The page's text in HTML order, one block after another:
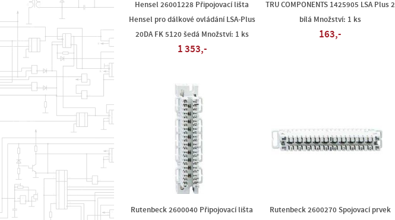
Hensel 26001228 Připojovací lišta
Hensel pro dálkové ovládání LSA-Plus
20DA FK 5120 šedá Množství: 1 ks
1 353,-
TRU COMPONENTS 1425905 LSA Plus 2
bílá Množství: 1 ks
163,-
Rutenbeck 2600040 Připojovací lišta
Rutenbeck 2600270 Spojovací prvek